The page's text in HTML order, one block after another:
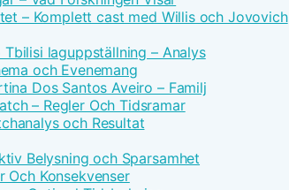
– Komplett cast med Willis och Jovovich
laguppställning – Analys
och Evenemang
Dos Santos Aveiro – Familj
– Regler Och Tidsramar
och Resultat
Belysning och Sparsamhet
Och Konsekvenser